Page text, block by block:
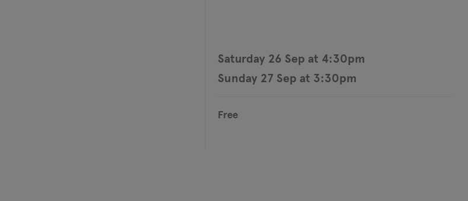
Saturday 26 Sep at 4:30pm
Sunday 27 Sep at 3:30pm
Free